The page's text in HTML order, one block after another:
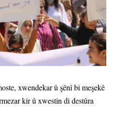
xwendekar û şênî bi meşekê
kir û xwestin di destûra